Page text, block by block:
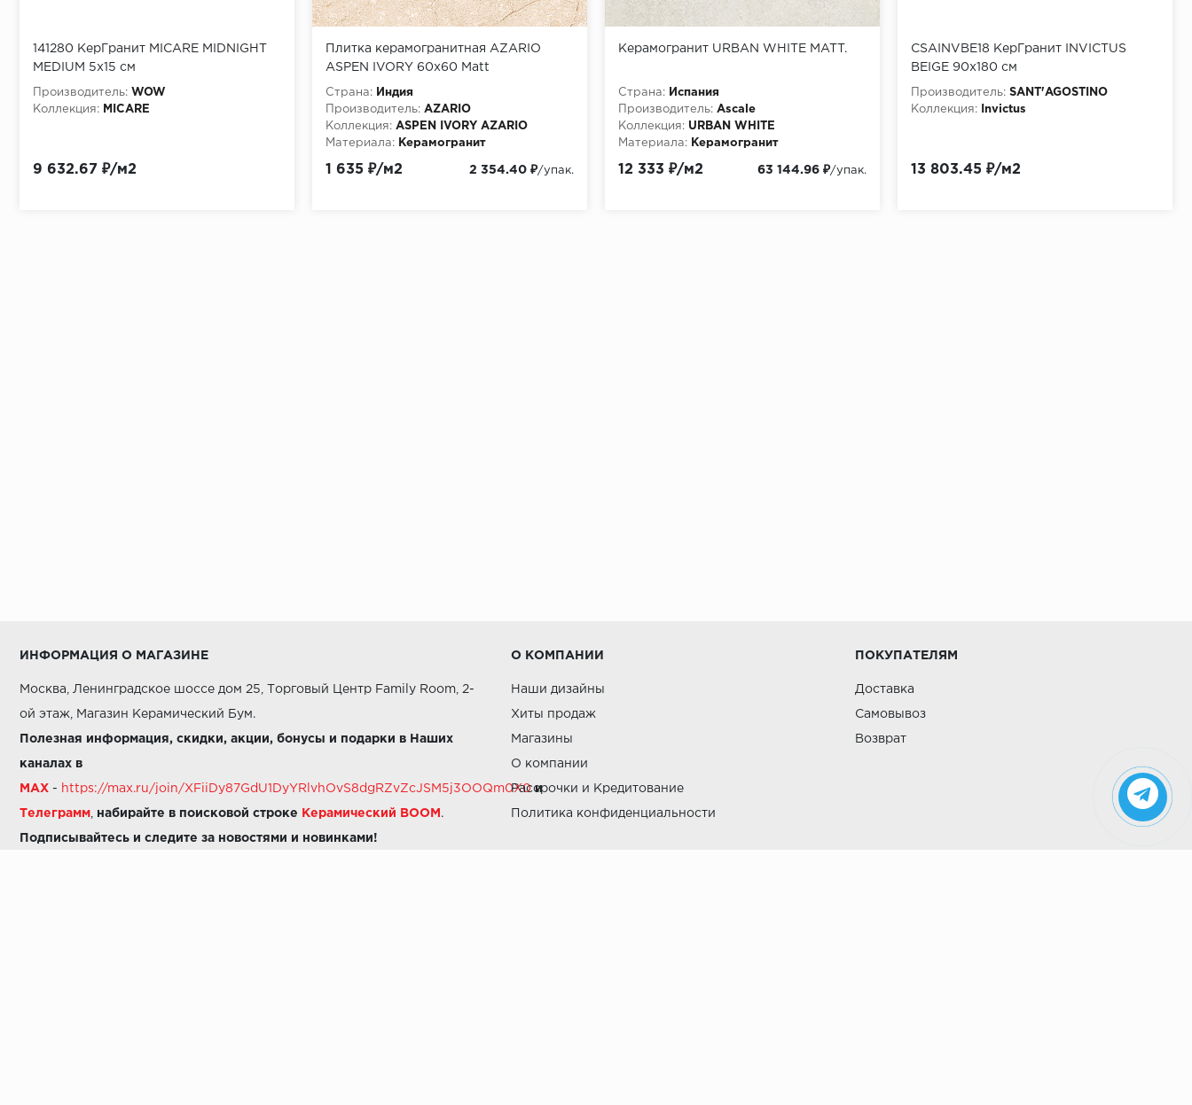
141280 КерГранит MICARE MIDNIGHT
MEDIUM 5x15 см
Производитель: WOW
Коллекция:
MICARE
9 632.67 ₽/м2
Плитка керамогранитная AZARIO
ASPEN IVORY 60х60 Matt
(F109082160M)
Страна:
Индия
Производитель: AZARIO
Коллекция: ASPEN IVORY AZARIO
Материала:
Керамогранит
1 635 ₽/м2 2 354.40 ₽/упак.
Керамогранит URBAN WHITE MATT.
Страна:
Испания
Производитель: Ascale
Коллекция: URBAN WHITE
Материала:
Керамогранит
12 333 ₽/м2 63 144.96 ₽/упак.
CSAINVBE18 КерГранит INVICTUS
BEIGE 90x180 см
Производитель: SANT'AGOSTINO
Коллекция:
Invictus
13 803.45 ₽/м2
ИНФОРМАЦИЯ О МАГАЗИНЕ
Москва, Ленинградское шоссе дом 25, Торговый Центр Family Room, 2-
ой этаж, Магазин Керамический Бум.
Полезная информация, скидки, акции, бонусы и подарки в Наших
каналах в
MAX - https://max.ru/join/XFiiDy87GdU1DyYRlvhOvS8dgRZvZcJSM5j3OOQm0X0 и
Телеграмм набирайте в поисковой строке Керамический BOOM .
Подписывайтесь и следите за новостями и новинками!
О КОМПАНИИ
Наши дизайны
Хиты продаж
Магазины
О компании
Рассрочки и Кредитование
Политика конфиденциальности
ПОКУПАТЕЛЯМ
Доставка
Самовывоз
Возврат